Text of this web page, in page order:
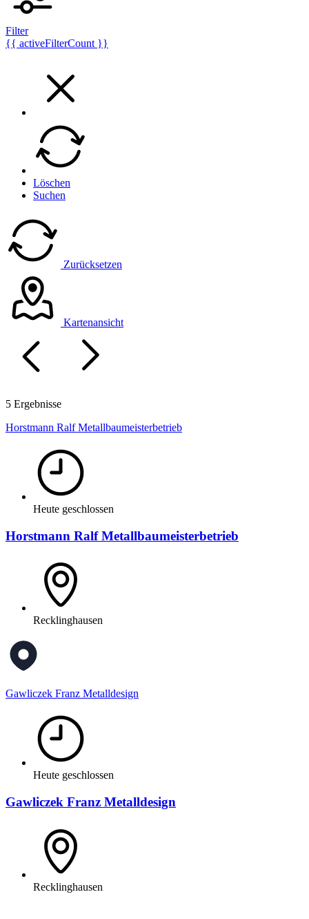
Filter
{{ activeFilterCount }}
Löschen
Suchen
Zurücksetzen
Kartenansicht
5 Ergebnisse
Horstmann Ralf Metallbaumeisterbetrieb
Heute geschlossen
Horstmann Ralf Metallbaumeisterbetrieb
Recklinghausen
Gawliczek Franz Metalldesign
Heute geschlossen
Gawliczek Franz Metalldesign
Recklinghausen